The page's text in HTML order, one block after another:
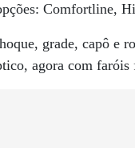
Comfortline,
grade, capô e
agora com